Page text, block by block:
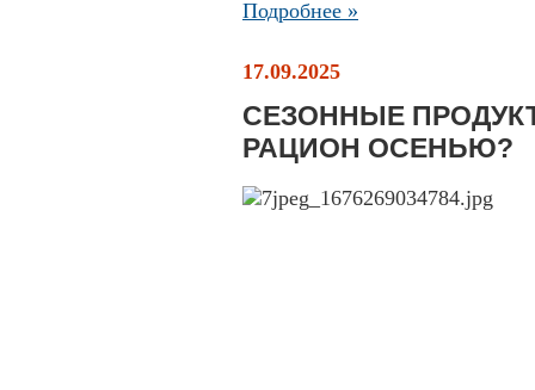
Подробнее »
17.09.2025
СЕЗОННЫЕ
РАЦИОН ОСЕНЬЮ?